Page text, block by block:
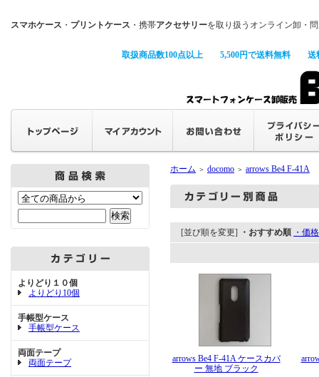
スマホケース ・ プリントケース ・携帯アクセサリーを取り扱うオンライン卸・
取扱商品数100点以上 5,500円で送料無料 送
よりどり１０個
よりどり10個
手帳型ケース
手帳型ケース
両面テープ
両面テープ
ホーム ＞ docomo ＞ arrows Be4 F-41A
[並び順を変更] ・おすすめ順 ・価
arrows Be4 F-41A ケースカバ
ー 無地 ブラック